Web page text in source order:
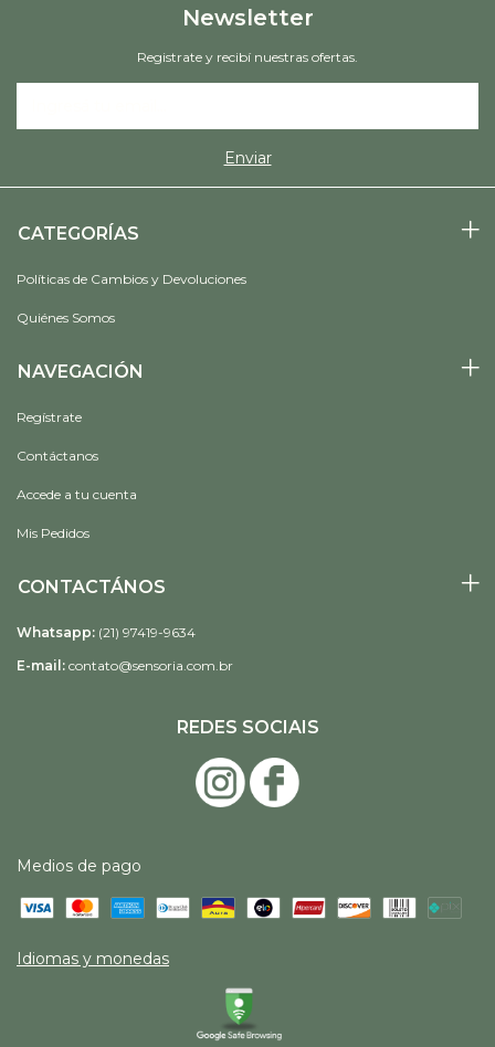
Newsletter
Registrate y recibí nuestras ofertas.
CATEGORÍAS
Políticas de Cambios y Devoluciones
Quiénes Somos
NAVEGACIÓN
Regístrate
Contáctanos
Accede a tu cuenta
Mis Pedidos
CONTACTÁNOS
Whatsapp: (21) 97419-9634
E-mail: contato@sensoria.com.br
REDES SOCIAIS
Medios de pago
Idiomas y monedas